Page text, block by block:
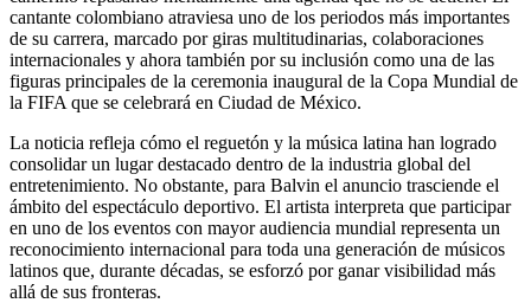
cantante colombiano atraviesa uno de los periodos más importantes
de su carrera, marcado por giras multitudinarias, colaboraciones
internacionales y ahora también por su inclusión como una de las
figuras principales de la ceremonia inaugural de la Copa Mundial de
la FIFA que se celebrará en Ciudad de México.
La noticia refleja cómo el reguetón y la música latina han logrado
consolidar un lugar destacado dentro de la industria global del
entretenimiento. No obstante, para Balvin el anuncio trasciende el
ámbito del espectáculo deportivo. El artista interpreta que participar
en uno de los eventos con mayor audiencia mundial representa un
reconocimiento internacional para toda una generación de músicos
latinos que, durante décadas, se esforzó por ganar visibilidad más
allá de sus fronteras.